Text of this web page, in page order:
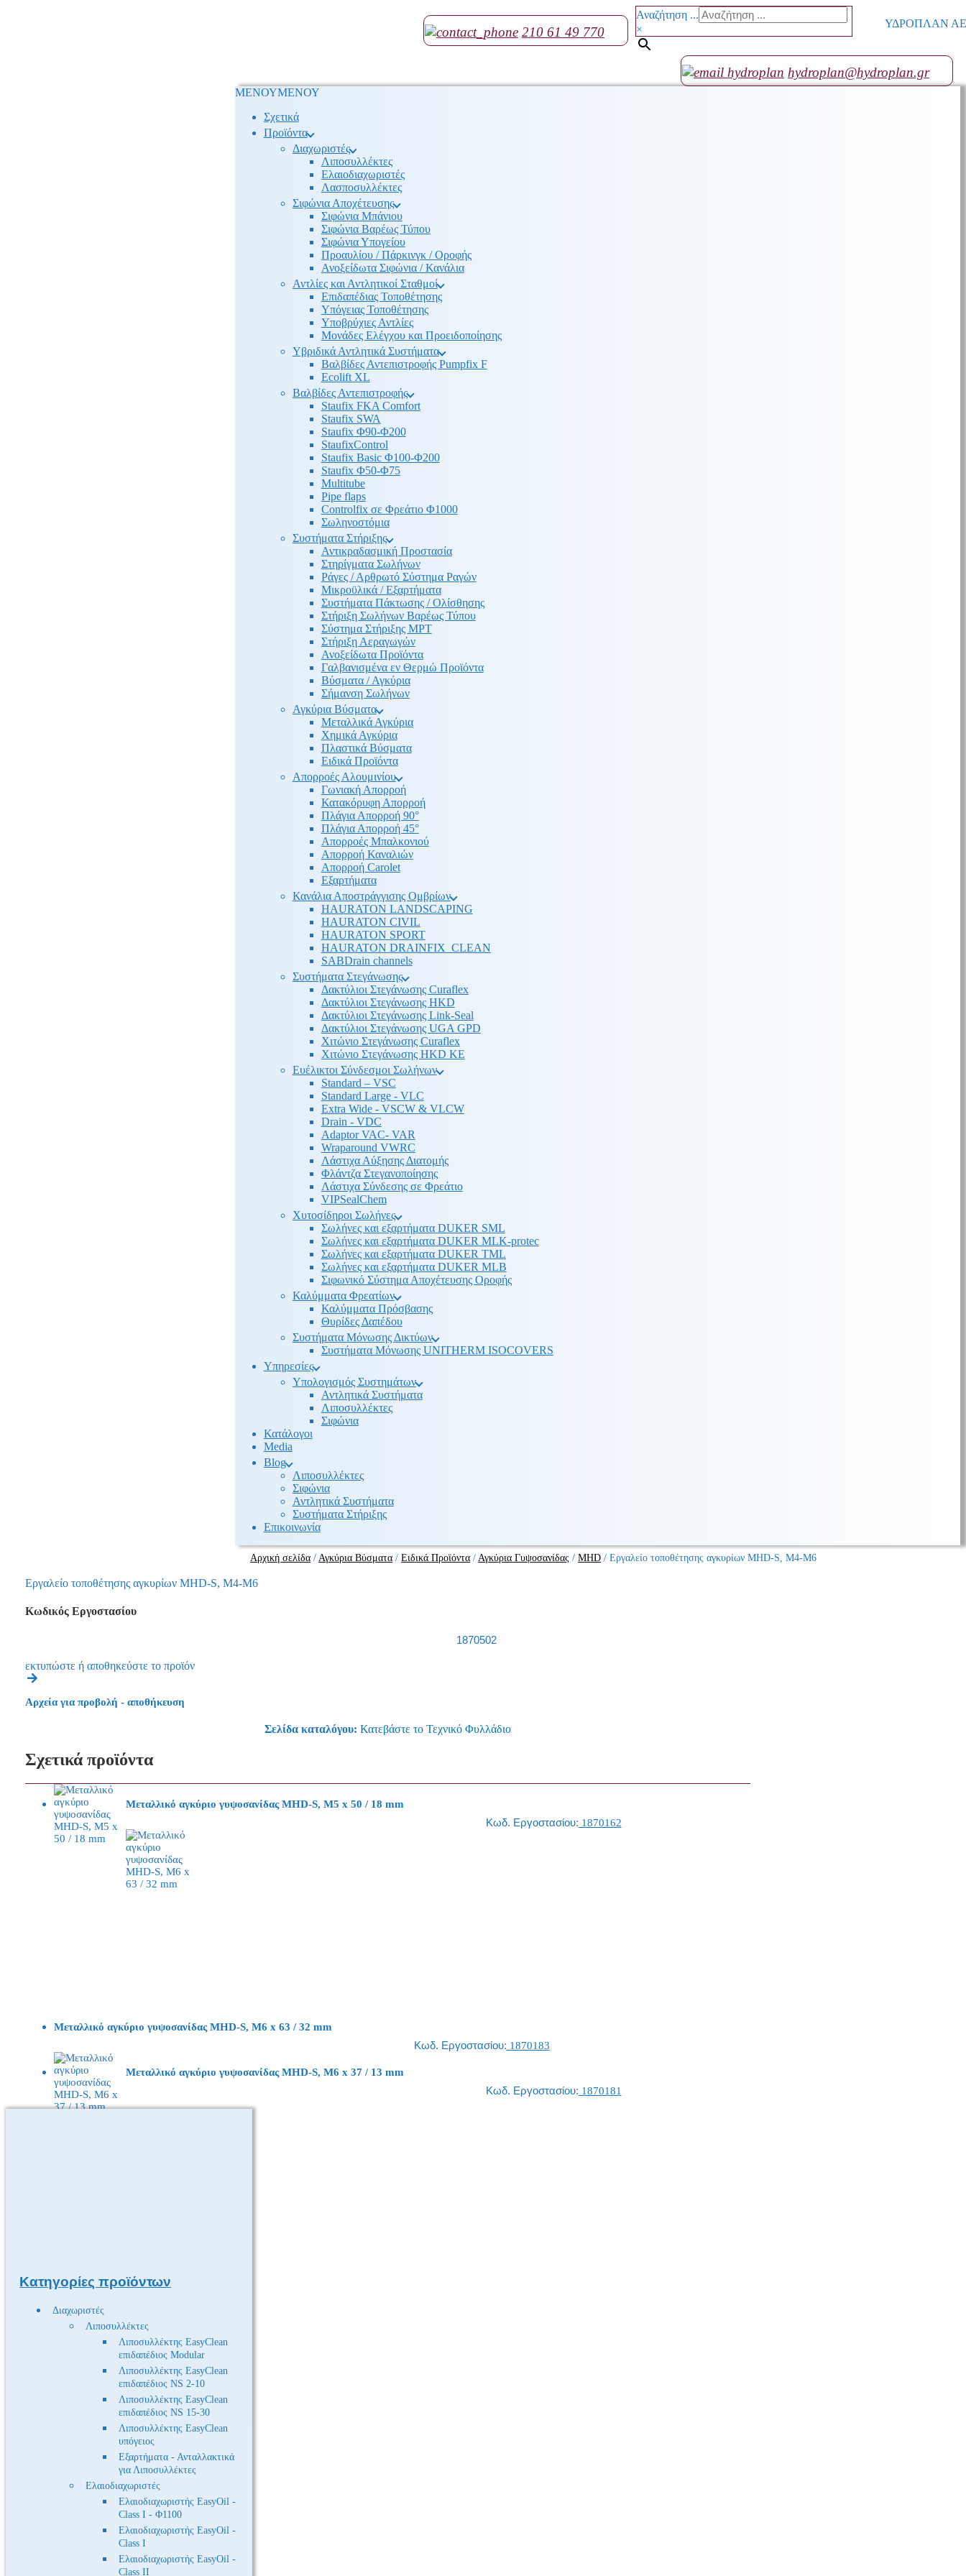
ΥΔΡΟΠΛΑΝ ΑΕ
Αναζήτηση ...
×
210 61 49 770
hydroplan@hydroplan.gr
ΜΕΝΟΥΜΕΝΟΥ
Σχετικά
Προϊόντα
Διαχωριστές
Λιποσυλλέκτες
Ελαιοδιαχωριστές
Λασποσυλλέκτες
Σιφώνια Αποχέτευσης
Σιφώνια Μπάνιου
Σιφώνια Βαρέως Τύπου
Σιφώνια Υπογείου
Προαυλίου / Πάρκινγκ / Οροφής
Ανοξείδωτα Σιφώνια / Κανάλια
Αντλίες και Αντλητικοί Σταθμοί
Επιδαπέδιας Τοποθέτησης
Υπόγειας Τοποθέτησης
Υποβρύχιες Αντλίες
Μονάδες Ελέγχου και Προειδοποίησης
Υβριδικά Αντλητικά Συστήματα
Βαλβίδες Αντεπιστροφής Pumpfix F
Ecolift XL
Βαλβίδες Αντεπιστροφής
Staufix FKA Comfort
Staufix SWA
Staufix Φ90-Φ200
StaufixControl
Staufix Basic Φ100-Φ200
Staufix Φ50-Φ75
Multitube
Pipe flaps
Controlfix σε Φρεάτιο Φ1000
Σωληνοστόμια
Συστήματα Στήριξης
Αντικραδασμική Προστασία
Στηρίγματα Σωλήνων
Ράγες / Αρθρωτό Σύστημα Ραγών
Μικροϋλικά / Εξαρτήματα
Συστήματα Πάκτωσης / Ολίσθησης
Στήριξη Σωλήνων Βαρέως Τύπου
Σύστημα Στήριξης MPT
Στήριξη Αεραγωγών
Ανοξείδωτα Προϊόντα
Γαλβανισμένα εν Θερμώ Προϊόντα
Βύσματα / Αγκύρια
Σήμανση Σωλήνων
Αγκύρια Βύσματα
Μεταλλικά Αγκύρια
Χημικά Αγκύρια
Πλαστικά Βύσματα
Ειδικά Προϊόντα
Απορροές Αλουμινίου
Γωνιακή Απορροή
Κατακόρυφη Απορροή
Πλάγια Απορροή 90°
Πλάγια Απορροή 45°
Απορροές Μπαλκονιού
Απορροή Καναλιών
Απορροή Carolet
Εξαρτήματα
Κανάλια Αποστράγγισης Ομβρίων
HAURATON LANDSCAPING
HAURATON CIVIL
HAURATON SPORT
HAURATON DRAINFIX_CLEAN
SABDrain channels
Συστήματα Στεγάνωσης
Δακτύλιοι Στεγάνωσης Curaflex
Δακτύλιοι Στεγάνωσης HKD
Δακτύλιοι Στεγάνωσης Link-Seal
Δακτύλιοι Στεγάνωσης UGA GPD
Χιτώνιο Στεγάνωσης Curaflex
Χιτώνιο Στεγάνωσης HKD KE
Ευέλικτοι Σύνδεσμοι Σωλήνων
Standard – VSC
Standard Large - VLC
Extra Wide - VSCW & VLCW
Drain - VDC
Adaptor VAC- VAR
Wraparound VWRC
Λάστιχα Αύξησης Διατομής
Φλάντζα Στεγανοποίησης
Λάστιχα Σύνδεσης σε Φρεάτιο
VIPSealChem
Χυτοσίδηροι Σωλήνες
Σωλήνες και εξαρτήματα DUKER SML
Σωλήνες και εξαρτήματα DUKER MLK-protec
Σωλήνες και εξαρτήματα DUKER TML
Σωλήνες και εξαρτήματα DUKER MLB
Σιφωνικό Σύστημα Αποχέτευσης Οροφής
Καλύμματα Φρεατίων
Καλύμματα Πρόσβασης
Θυρίδες Δαπέδου
Συστήματα Μόνωσης Δικτύων
Συστήματα Μόνωσης UNITHERM ISOCOVERS
Υπηρεσίες
Υπολογισμός Συστημάτων
Αντλητικά Συστήματα
Λιποσυλλέκτες
Σιφώνια
Κατάλογοι
Media
Βlog
Λιποσυλλέκτες
Σιφώνια
Αντλητικά Συστήματα
Συστήματα Στήριξης
Επικοινωνία
Αρχική σελίδα /Αγκύρια Βύσματα /Ειδικά Προϊόντα /Αγκύρια Γυψοσανίδας /MHD /Εργαλείο τοποθέτησης αγκυρίων MHD-S, M4-M6
Εργαλείο τοποθέτησης αγκυρίων MHD-S, M4-M6
Κωδικός Εργοστασίου
1870502
εκτυπώστε ή αποθηκεύστε το προϊόν
Αρχεία για προβολή - αποθήκευση
Σελίδα καταλόγου: Κατεβάστε το Τεχνικό Φυλλάδιο
Σχετικά προϊόντα
Μεταλλικό αγκύριο γυψοσανίδας MHD-S, M5 x 50 / 18 mm
Κωδ. Εργοστασίου: 1870162
Μεταλλικό αγκύριο γυψοσανίδας MHD-S, M6 x 63 / 32 mm
Κωδ. Εργοστασίου: 1870183
Μεταλλικό αγκύριο γυψοσανίδας MHD-S, M6 x 37 / 13 mm
Κωδ. Εργοστασίου: 1870181
Κατηγορίες προϊόντων
Διαχωριστές
Λιποσυλλέκτες
Λιποσυλλέκτης EasyClean
επιδαπέδιος Modular
Λιποσυλλέκτης EasyClean
επιδαπέδιος NS 2-10
Λιποσυλλέκτης EasyClean
επιδαπέδιος NS 15-30
Λιποσυλλέκτης EasyClean
υπόγειος
Εξαρτήματα - Ανταλλακτικά
για Λιποσυλλέκτες
Ελαιοδιαχωριστές
Ελαιοδιαχωριστής EasyOil -
Class I - Φ1100
Ελαιοδιαχωριστής EasyOil -
Class I
Ελαιοδιαχωριστής EasyOil -
Class II